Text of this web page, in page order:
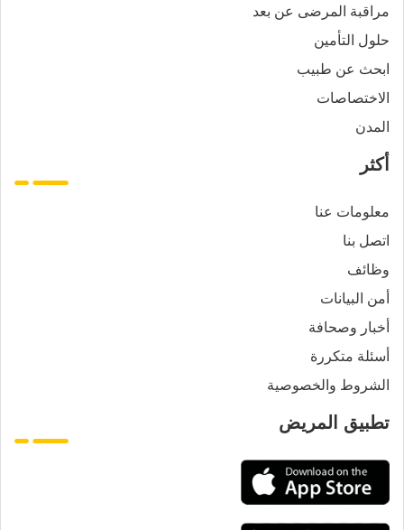
مراقبة المرضى عن بعد
حلول التأمين
ابحث عن طبيب
الاختصاصات
المدن
أكثر
معلومات عنا
اتصل بنا
وظائف
أمن البيانات
أخبار وصحافة
أسئلة متكررة
الشروط والخصوصية
تطبيق المريض